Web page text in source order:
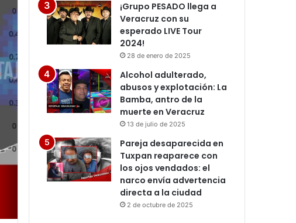
¡Grupo PESADO llega a
Veracruz con su
esperado LIVE Tour
2024!
28 de enero de 2025
Alcohol adulterado,
abusos y explotación: La
Bamba, antro de la
muerte en Veracruz
13 de julio de 2025
Pareja desaparecida en
Tuxpan reaparece con
los ojos vendados: el
narco envía advertencia
directa a la ciudad
2 de octubre de 2025